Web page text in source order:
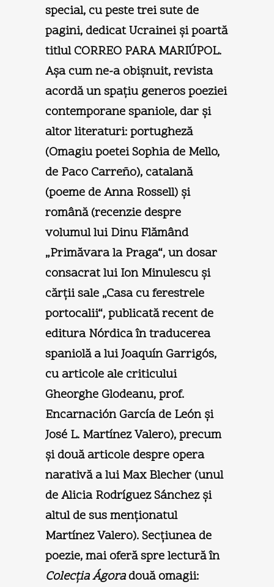
special, cu peste trei sute de
pagini, dedicat Ucrainei şi poartă
titlul CORREO PARA MARIÚPOL.
Aşa cum ne-a obişnuit, revista
acordă un spaţiu generos poeziei
contemporane spaniole, dar şi
altor literaturi: portugheză
(Omagiu poetei Sophia de Mello,
de Paco Carreño), catalană
(poeme de Anna Rossell) şi
română (recenzie despre
volumul lui Dinu Flămând
„Primăvara la Praga“, un dosar
consacrat lui Ion Minulescu şi
cărţii sale „Casa cu ferestrele
portocalii“, publicată recent de
editura Nórdica în traducerea
spaniolă a lui Joaquín Garrigós,
cu articole ale criticului
Gheorghe Glodeanu, prof.
Encarnación García de León şi
José L. Martínez Valero), precum
şi două articole despre opera
narativă a lui Max Blecher (unul
de Alicia Rodríguez Sánchez şi
altul de sus menţionatul
Martínez Valero). Secţiunea de
poezie, mai oferă spre lectură în
Colecţia Ágoradouă omagii: